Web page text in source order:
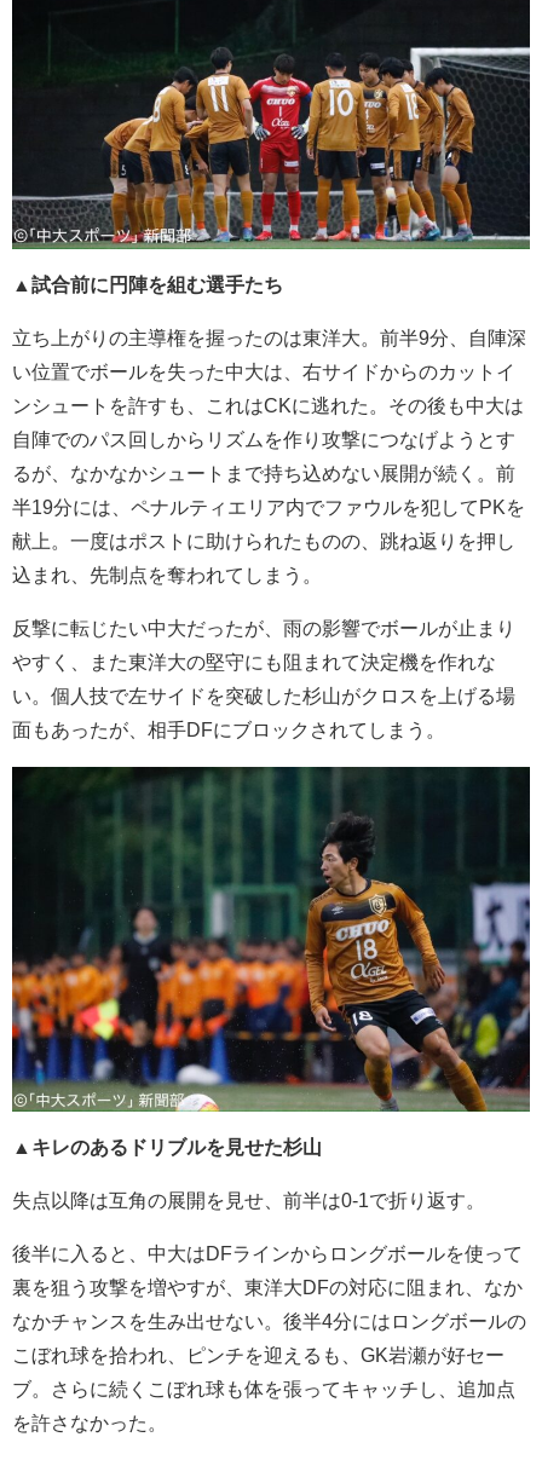
▲試合前に円陣を組む選手たち
立ち上がりの主導権を握ったのは東洋大。前半9分、自陣深
い位置でボールを失った中大は、右サイドからのカットイ
ンシュートを許すも、これはCKに逃れた。その後も中大は
自陣でのパス回しからリズムを作り攻撃につなげようとす
るが、なかなかシュートまで持ち込めない展開が続く。前
半19分には、ペナルティエリア内でファウルを犯してPKを
献上。一度はポストに助けられたものの、跳ね返りを押し
込まれ、先制点を奪われてしまう。
反撃に転じたい中大だったが、雨の影響でボールが止まり
やすく、また東洋大の堅守にも阻まれて決定機を作れな
い。個人技で左サイドを突破した杉山がクロスを上げる場
面もあったが、相手DFにブロックされてしまう。
▲キレのあるドリブルを見せた杉山
失点以降は互角の展開を見せ、前半は0-1で折り返す。
後半に入ると、中大はDFラインからロングボールを使って
裏を狙う攻撃を増やすが、東洋大DFの対応に阻まれ、なか
なかチャンスを生み出せない。後半4分にはロングボールの
こぼれ球を拾われ、ピンチを迎えるも、GK岩瀬が好セー
ブ。さらに続くこぼれ球も体を張ってキャッチし、追加点
を許さなかった。